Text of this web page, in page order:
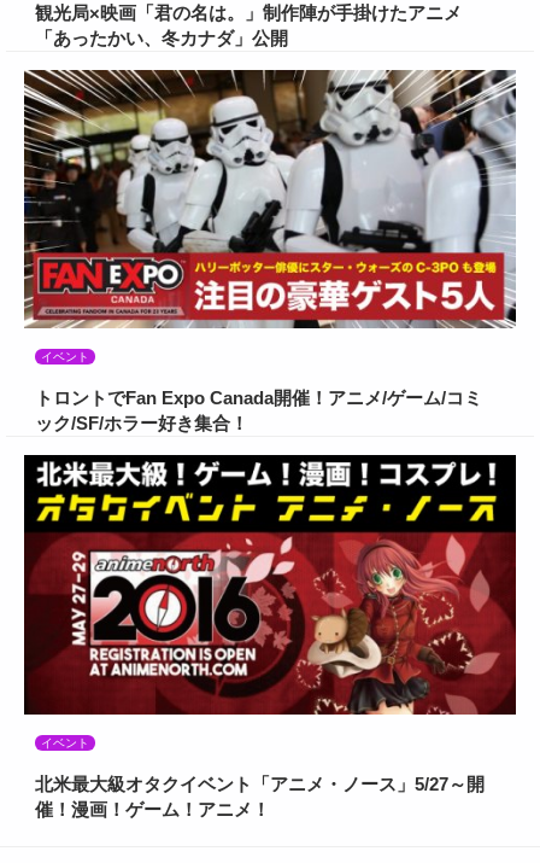
観光局×映画「君の名は。」制作陣が手掛けたアニメ
「あったかい、冬カナダ」公開
イベント
トロントでFan Expo Canada開催！アニメ/ゲーム/コミ
ック/SF/ホラー好き集合！
イベント
北米最大級オタクイベント「アニメ・ノース」5/27～開
催！漫画！ゲーム！アニメ！